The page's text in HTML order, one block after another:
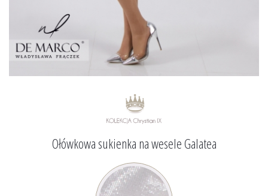
Ołówkowa sukienka na wesele Galatea